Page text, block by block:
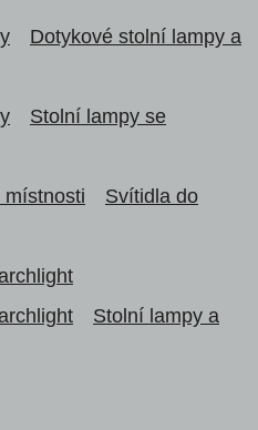
Dotykové stolní lampy a
Stolní lampy se
Svítidla do
Stolní lampy a